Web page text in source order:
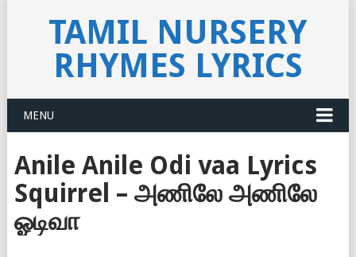
TAMIL NURSERY
RHYMES LYRICS
MENU
Anile Anile Odi vaa Lyrics
Squirrel – அணிலே அணிலே
ஓடிவா